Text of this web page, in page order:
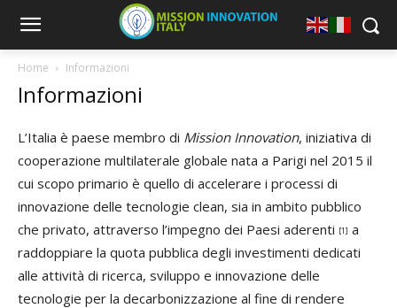
Home Informazioni
Informazioni
L’Italia è paese membro di Mission Innovation, iniziativa di
cooperazione multilaterale globale nata a Parigi nel 2015 il
cui scopo primario è quello di accelerare i processi di
innovazione delle tecnologie clean, sia in ambito pubblico
che privato, attraverso l’impegno dei Paesi aderenti [1] a
raddoppiare la quota pubblica degli investimenti dedicati
alle attività di ricerca, sviluppo e innovazione delle
tecnologie per la decarbonizzazione al fine di rendere